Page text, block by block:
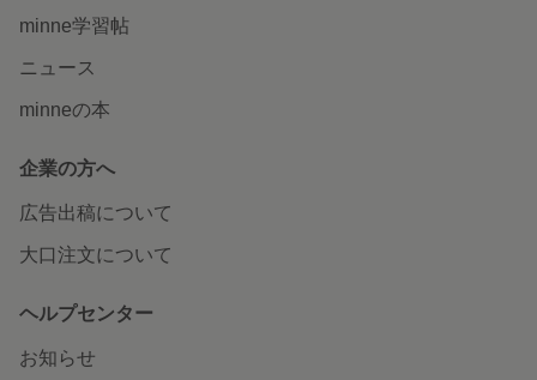
minne学習帖
ニュース
minneの本
企業の方へ
広告出稿について
大口注文について
ヘルプセンター
お知らせ